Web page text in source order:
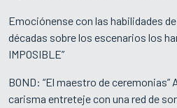
Emociónense con las habilidades
décadas sobre los escenarios los
IMPOSIBLE”
BOND: “El maestro de ceremonias”
carisma entreteje con una red de